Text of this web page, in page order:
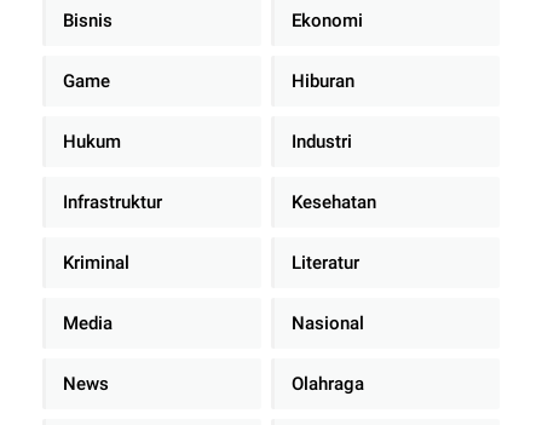
Bisnis Ekonomi
Game Hiburan
Hukum Industri
Infrastruktur Kesehatan
Kriminal Literatur
Media Nasional
News Olahraga